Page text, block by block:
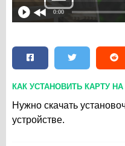
0:00
КАК УСТАНОВИТЬ КАРТУ
Нужно скачать
устройстве.